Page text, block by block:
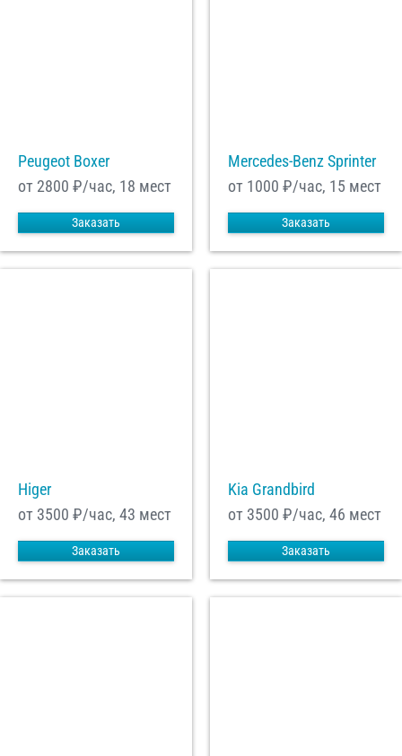
Peugeot Boxer
от 2800 ₽/час, 18 мест
Заказать
Mercedes-Benz Sprinter
от 1000 ₽/час, 15 мест
Заказать
Higer
от 3500 ₽/час, 43 мест
Заказать
Kia Grandbird
от 3500 ₽/час, 46 мест
Заказать